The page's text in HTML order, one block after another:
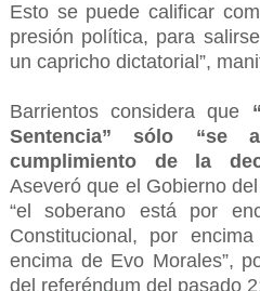
Esto se puede calificar
presión política, para
un capricho dictatorial”,
Barrientos considera que
Sentencia” sólo “se
cumplimiento de la
Aseveró que el Gobierno
“el soberano está por
Constitucional, por
encima de Evo Morales”,
del referéndum del pasado